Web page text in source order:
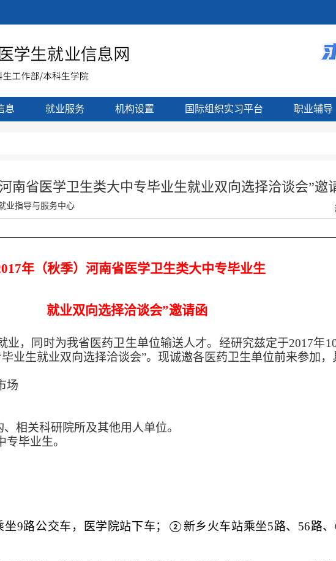
息 就业服务 机构设置 国际组织实习平台 职业辅导
南省医学卫生类大中专毕业生就业双向选择洽谈会”邀
业指导与服务中心
年（秋季）河南省医学卫生类大中专毕业生
就业双向选择洽谈会”邀请函
业，同时为我省医药卫生单位输送人才。经研究兹定于2017年
业生就业双向选择洽谈会”。现诚邀各医药卫生单位前来参加，
场
相关科研院所及其他用人单位。
毕业生。
坐9路公交车，医学院站下车； ② 新乡火车站乘坐5路、56路